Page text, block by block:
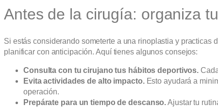
Antes de la cirugía: organiza
Si estás considerando someterte a una rinoplastia y practicas
planificar con anticipación. Aquí tienes algunos consejos:
Consulta con tu cirujano tus hábitos deportivos.
Evita actividades de alto impacto.Esto ayudará a
operación.
Prepárate para un tiempo de descanso.Ajustar tu